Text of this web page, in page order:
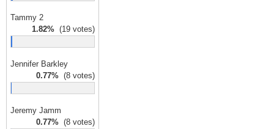
Tammy 2
1.82% (19 votes)
Jennifer Barkley
0.77% (8 votes)
Jeremy Jamm
0.77% (8 votes)